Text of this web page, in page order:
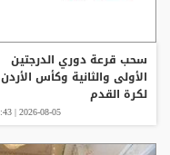
سحب قرعة دوري الدرجتين
الأولى والثانية وكأس الأردن
لكرة القدم
2026-08-05 | 06:43 م